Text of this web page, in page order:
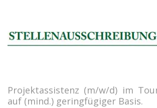
Projektassistenz (m/w/d) im
auf (mind.) geringfügiger Basis.